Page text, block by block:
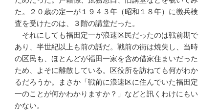
た。２０歳の定一が１９４３年（昭和１８年）に徴兵検
査を受けたのは、３階の講堂だった。
それにしても福田定一が浪速区民だったのは戦前期で
あり、半世紀以上も前の話だ。戦前の街は焼失し、当時
の区民も、ほとんどが福田一家を含め借家住まいだった
ため、よそに離散している。区役所を訪ねても何がわか
るだろうか。まさか「戦前に浪速区に住んでいた福田定
一のことが何かわかりますか？」などと訊くわけにもい
かない。